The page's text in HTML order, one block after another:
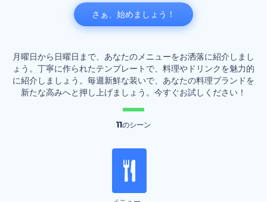
月曜日から日曜日まで、あなたのメニューをお洒落に紹介しまし
ょう。丁寧に作られたテンプレートで、料理やドリンクを魅力的
に紹介しましょう。毎週新鮮な装いで、あなたの料理ブランドを
新たな高みへと押し上げましょう。今すぐお試しください！
11のシーン
さぁ、始めましょう！